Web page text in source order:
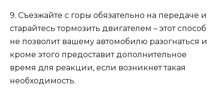
9. Съезжайте с горы обязательно на передаче и
старайтесь тормозить двигателем – этот способ
не позволит вашему автомобилю разогнаться и
кроме этого предоставит дополнительное
время для реакции, если возникнет такая
необходимость.